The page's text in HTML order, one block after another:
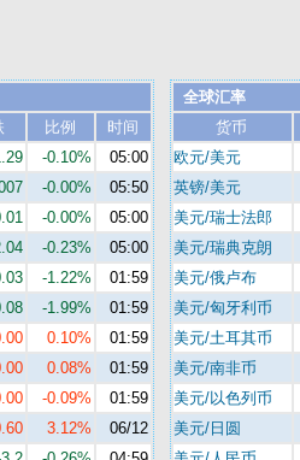
比例
时间
-0.10%
05:00
-0.00%
05:50
-0.00%
05:00
-0.23%
05:00
-1.22%
01:59
-1.99%
01:59
0.10%
01:59
0.08%
01:59
-0.09%
01:59
3.12%
06/12
全球汇率
货币
欧元/美元
英镑/美元
美元/瑞士法郎
美元/瑞典克朗
美元/俄卢布
美元/匈牙利币
美元/土耳其币
美元/南非币
美元/以色列币
美元/日圆